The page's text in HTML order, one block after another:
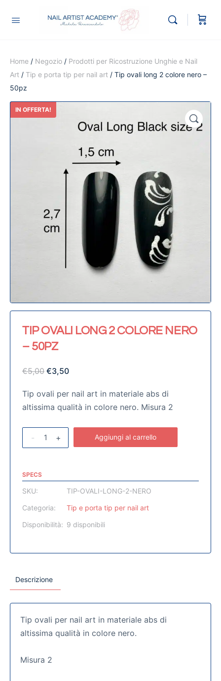
Home / Negozio / Prodotti per Ricostruzione Unghie e Nail
Art / Tip e porta tip per nail art / Tip ovali long 2 colore nero –
50pz
IN OFFERTA!
🔍
TIP OVALI LONG 2 COLORE NERO
– 50PZ
€5,00 €3,50
Tip ovali per nail art in materiale abs di
altissima qualità in colore nero. Misura 2
- + Aggiungi al carrello
SPECS
SKU:
TIP-OVALI-LONG-2-NERO
Categoria:
Tip e porta tip per nail art
Disponibilità: 9 disponibili
Descrizione
Tip ovali per nail art in materiale abs di
altissima qualità in colore nero.
Misura 2